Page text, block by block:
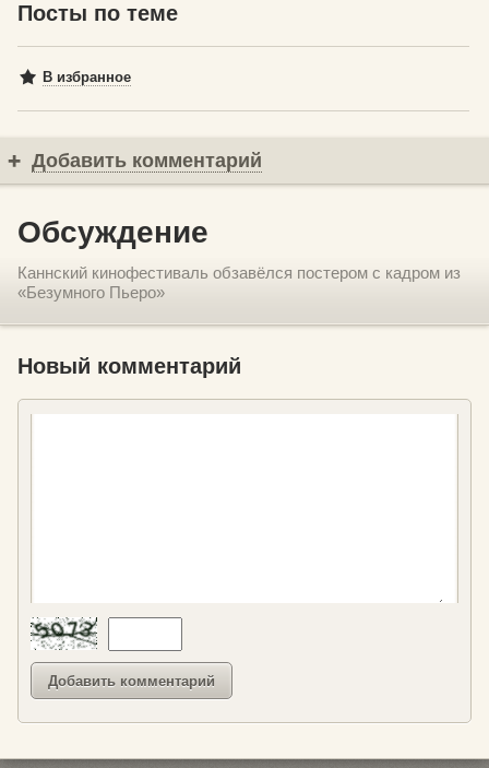
Посты по теме
В избранное
Добавить комментарий
Обсуждение
Каннский кинофестиваль обзавёлся постером с кадром из
«Безумного Пьеро»
Новый комментарий